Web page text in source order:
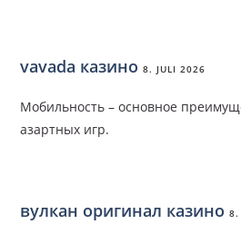
vavada казино 8. JULI 2026
Мобильность – основное
азартных игр.
вулкан оригинал казино 8.